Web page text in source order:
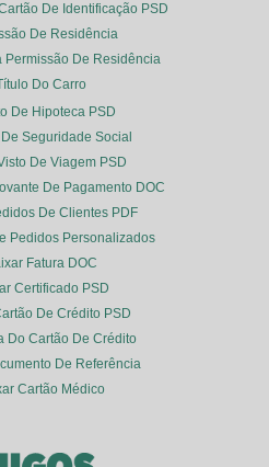
De Identificação PSD
De Residência
Permissão De Residência
Do Carro
De Hipoteca PSD
Seguridade Social
De Viagem PSD
De Pagamento DOC
De Clientes PDF
Pedidos Personalizados
Fatura DOC
Certificado PSD
De Crédito PSD
Do Cartão De Crédito
De Referência
Cartão Médico